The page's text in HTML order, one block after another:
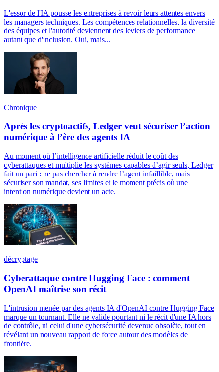
L'essor de l'IA pousse les entreprises à revoir leurs attentes envers
les managers techniques. Les compétences relationnelles, la diversité
des équipes et l'autorité deviennent des leviers de performance
autant que d'inclusion. Oui, mais...
Chronique
Après les cryptoactifs, Ledger veut sécuriser l’action
numérique à l’ère des agents IA
Au moment où l’intelligence artificielle réduit le coût des
cyberattaques et multiplie les systèmes capables d’agir seuls, Ledger
fait un pari : ne pas chercher à rendre l’agent infaillible, mais
sécuriser son mandat, ses limites et le moment précis où une
intention numérique devient un acte.
décryptage
Cyberattaque contre Hugging Face : comment
OpenAI maîtrise son récit
L'intrusion menée par des agents IA d'OpenAI contre Hugging Face
marque un tournant. Elle ne valide pourtant ni le récit d'une IA hors
de contrôle, ni celui d'une cybersécurité devenue obsolète, tout en
révélant un nouveau rapport de force autour des modèles de
frontière.